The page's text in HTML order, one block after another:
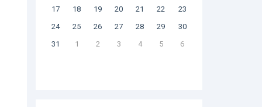
17
18 19 20 21 22
23
24
25 26 27 28 29
30
31
1 2 3 4 5 6